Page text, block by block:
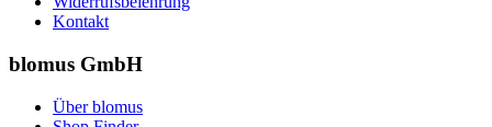
Kontakt
blomus GmbH
Über blomus